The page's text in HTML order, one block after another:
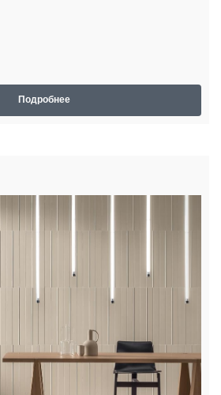
Подробнее